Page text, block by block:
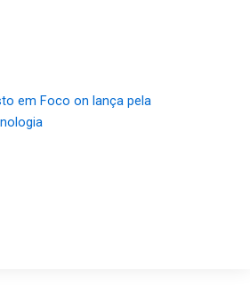
em Foco on lança pela